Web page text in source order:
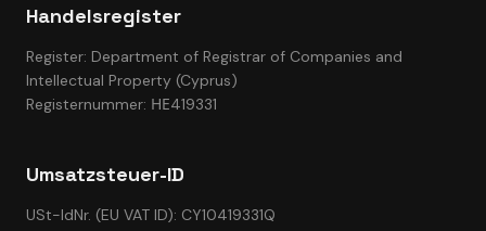
Handelsregister
Register: Department of Registrar of Companies and
Intellectual Property (Cyprus)
Registernummer: ΗΕ419331
Umsatzsteuer-ID
USt-IdNr. (EU VAT ID): CY10419331Q